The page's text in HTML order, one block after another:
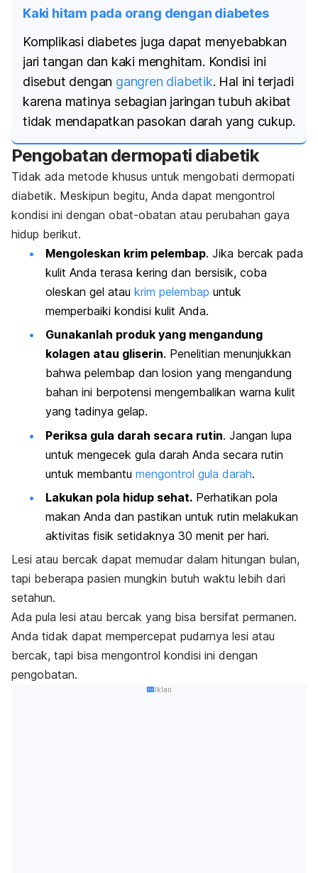
Kaki hitam pada orang dengan diabetes
Komplikasi diabetes juga dapat menyebabkan
jari tangan dan kaki menghitam. Kondisi ini
disebut dengan gangren diabetik. Hal ini terjadi
karena matinya sebagian jaringan tubuh akibat
tidak mendapatkan pasokan darah yang cukup.
Pengobatan dermopati diabetik
Tidak ada metode khusus untuk mengobati dermopati
diabetik. Meskipun begitu, Anda dapat mengontrol
kondisi ini dengan obat-obatan atau perubahan gaya
hidup berikut.
Mengoleskan krim pelembap. Jika bercak pada
kulit Anda terasa kering dan bersisik, coba
oleskan gel atau krim pelembap untuk
memperbaiki kondisi kulit Anda.
Gunakanlah produk yang mengandung
kolagen atau gliserin. Penelitian menunjukkan
bahwa pelembap dan losion yang mengandung
bahan ini berpotensi mengembalikan warna kulit
yang tadinya gelap.
Periksa gula darah secara rutin. Jangan lupa
untuk mengecek gula darah Anda secara rutin
untuk membantu mengontrol gula darah.
Lakukan pola hidup sehat. Perhatikan pola
makan Anda dan pastikan untuk rutin melakukan
aktivitas fisik setidaknya 30 menit per hari.
Lesi atau bercak dapat memudar dalam hitungan bulan,
tapi beberapa pasien mungkin butuh waktu lebih dari
setahun.
Ada pula lesi atau bercak yang bisa bersifat permanen.
Anda tidak dapat mempercepat pudarnya lesi atau
bercak, tapi bisa mengontrol kondisi ini dengan
pengobatan.
Iklan